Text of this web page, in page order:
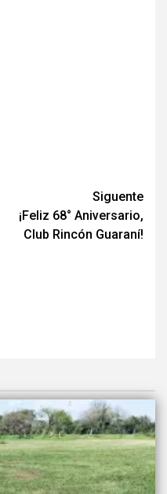
Siguente
¡Feliz 68° Aniversario,
Club Rincón Guaraní!